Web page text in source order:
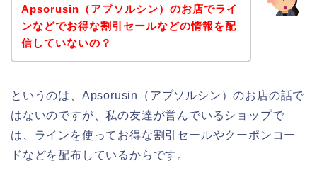
Apsorusin（アプソルシン）のお店でライ
ンなどでお得な割引セールなどの情報を配
信していないの？
というのは、Apsorusin（アプソルシン）のお店の話で
はないのですが、私の友達が営んでいるショップで
は、ラインを使ってお得な割引セールやクーポンコー
ドなどを配布しているからです。